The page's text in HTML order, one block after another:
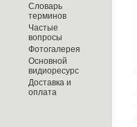
Словарь
терминов
Частые
вопросы
Фотогалерея
Основной
видиоресурс
Доставка и
оплата